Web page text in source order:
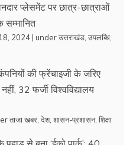
प्लेसमेंट पर छात्र-छात्राओं
2024 | underउत्तराखंड उपलब्धि
की फ्रेंचाइजी के जरिए
32 फर्जी विश्वविद्यालय
ताजा खबर देश, शासन-प्रशासन, शिक्षा